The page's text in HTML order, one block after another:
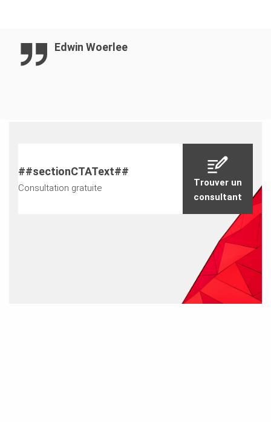
Edwin Woerlee
##sectionCTAText##
Consultation gratuite
Trouver un
consultant